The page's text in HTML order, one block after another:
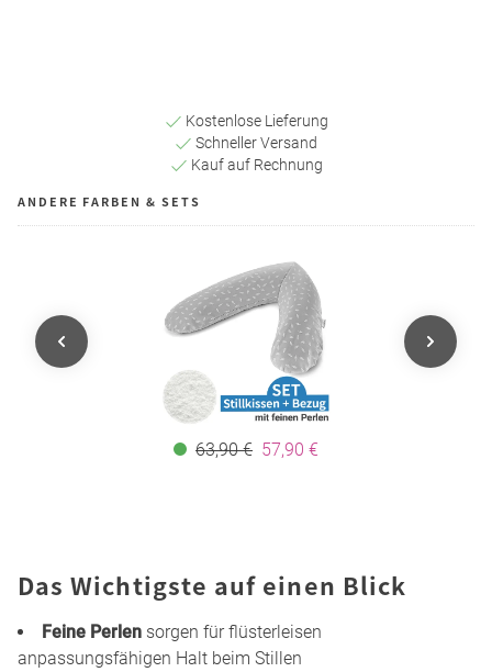
Kostenlose Lieferung
Schneller Versand
Kauf auf Rechnung
ANDERE FARBEN & SETS
63,90 € 57,90 €
Das Wichtigste auf einen Blick
Feine Perlen sorgen für flüsterleisen
anpassungsfähigen Halt beim Stillen